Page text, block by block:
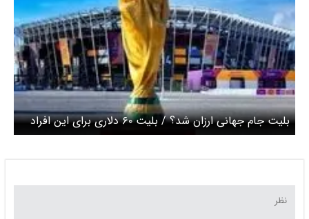
بلیت جام جهانی ارزان شد؟ / بلیت ۶۰ دلاری برای این افراد